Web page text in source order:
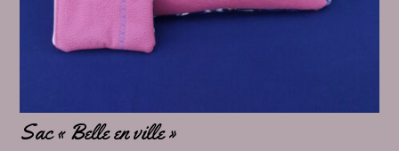
Sac « Belle en ville »
choisies
page
du